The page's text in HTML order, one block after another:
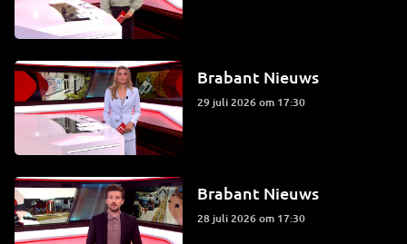
Brabant Nieuws
29 juli 2026 om 17:30
Brabant Nieuws
28 juli 2026 om 17:30